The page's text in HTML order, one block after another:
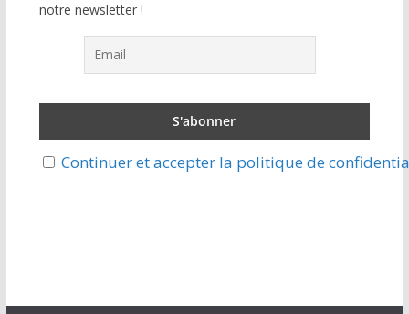
notre newsletter !
Continuer et accepter la politique de